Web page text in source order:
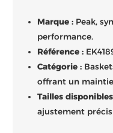
Marque : Peak,
performance.
Référence :
Catégorie :
offrant un
Tailles
ajustement